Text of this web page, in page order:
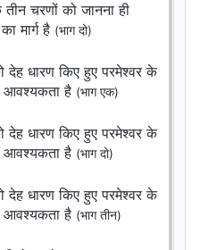
चरणों को जानना ही
मार्ग है (भाग दो)
देह धारण किए हुए परमेश्वर के
आवश्यकता है (भाग एक)
देह धारण किए हुए परमेश्वर के
आवश्यकता है (भाग दो)
देह धारण किए हुए परमेश्वर के
आवश्यकता है (भाग तीन)